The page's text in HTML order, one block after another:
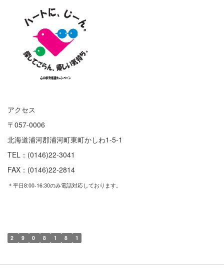
アクセス
〒057-0006
北海道浦河郡浦河町東町かしわ1-5-1
TEL：(0146)22-3041
FAX：(0146)22-2814
＊平日8:00-16:30のみ電話対応しております。
2 9 0 8 1 8 1